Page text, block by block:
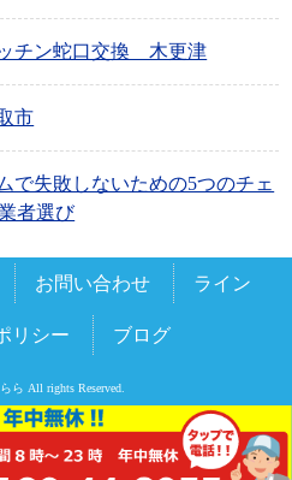
チン蛇口交換 木更津
市
で失敗しないための5つのチェ
者選び
お問い合わせ ライン
リシー ブログ
ら All rights Reserved.